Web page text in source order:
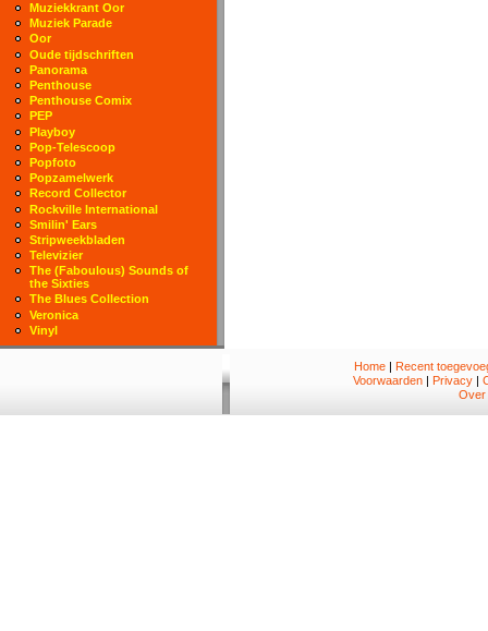
Muziekkrant Oor
Muziek Parade
Oor
Oude tijdschriften
Panorama
Penthouse
Penthouse Comix
PEP
Playboy
Pop-Telescoop
Popfoto
Popzamelwerk
Record Collector
Rockville International
Smilin' Ears
Stripweekbladen
Televizier
The (Faboulous) Sounds of
the Sixties
The Blues Collection
Veronica
Vinyl
Home| Recent
Voorwaarden | Privacy |
Over